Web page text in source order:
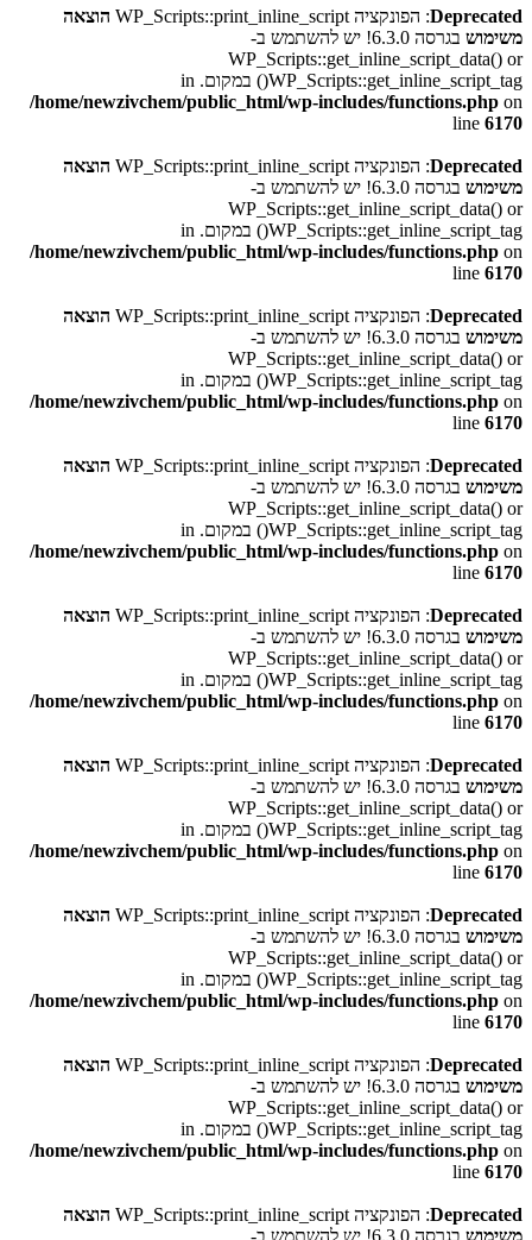
Deprecated: הפונקציה WP_Scripts::print_inline_script
הוצאה
משימוש
בגרסה 6.3.0! יש להשתמש ב-
WP_Scripts::get_inline_script_data() or
WP_Scripts::get_inline_script_tag() במקום. in
/home/newzivchem/public_html/wp-includes/functions.php on
line 6170
Deprecated: הפונקציה WP_Scripts::print_inline_script
הוצאה
משימוש
בגרסה 6.3.0! יש להשתמש ב-
WP_Scripts::get_inline_script_data() or
WP_Scripts::get_inline_script_tag() במקום. in
/home/newzivchem/public_html/wp-includes/functions.php on
line 6170
Deprecated: הפונקציה WP_Scripts::print_inline_script
הוצאה
משימוש
בגרסה 6.3.0! יש להשתמש ב-
WP_Scripts::get_inline_script_data() or
WP_Scripts::get_inline_script_tag() במקום. in
/home/newzivchem/public_html/wp-includes/functions.php on
line 6170
Deprecated: הפונקציה WP_Scripts::print_inline_script
הוצאה
משימוש
בגרסה 6.3.0! יש להשתמש ב-
WP_Scripts::get_inline_script_data() or
WP_Scripts::get_inline_script_tag() במקום. in
/home/newzivchem/public_html/wp-includes/functions.php on
line 6170
Deprecated: הפונקציה WP_Scripts::print_inline_script
הוצאה
משימוש
בגרסה 6.3.0! יש להשתמש ב-
WP_Scripts::get_inline_script_data() or
WP_Scripts::get_inline_script_tag() במקום. in
/home/newzivchem/public_html/wp-includes/functions.php on
line 6170
Deprecated: הפונקציה WP_Scripts::print_inline_script
הוצאה
משימוש
בגרסה 6.3.0! יש להשתמש ב-
WP_Scripts::get_inline_script_data() or
WP_Scripts::get_inline_script_tag() במקום. in
/home/newzivchem/public_html/wp-includes/functions.php on
line 6170
Deprecated: הפונקציה WP_Scripts::print_inline_script
הוצאה
משימוש
בגרסה 6.3.0! יש להשתמש ב-
WP_Scripts::get_inline_script_data() or
WP_Scripts::get_inline_script_tag() במקום. in
/home/newzivchem/public_html/wp-includes/functions.php on
line 6170
Deprecated: הפונקציה WP_Scripts::print_inline_script
הוצאה
משימוש
בגרסה 6.3.0! יש להשתמש ב-
WP_Scripts::get_inline_script_data() or
WP_Scripts::get_inline_script_tag() במקום. in
/home/newzivchem/public_html/wp-includes/functions.php on
line 6170
Deprecated: הפונקציה WP_Scripts::print_inline_script
הוצאה
משימוש
בגרסה 6.3.0! יש להשתמש ב-